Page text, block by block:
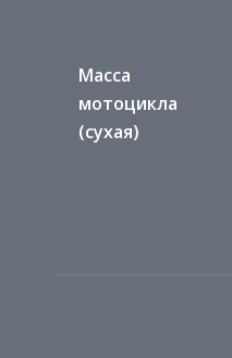
Масса
мотоцикла
(сухая)